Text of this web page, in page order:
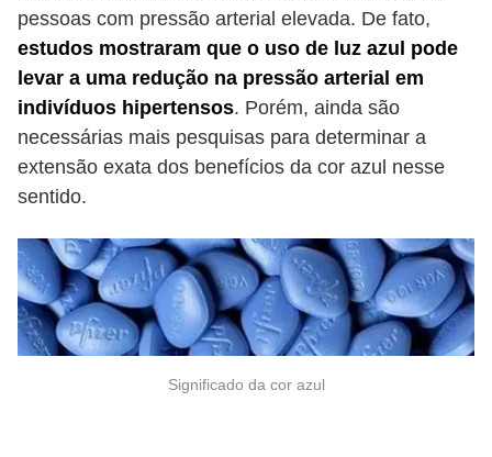
pessoas com pressão arterial elevada. De fato,
estudos mostraram que o uso de luz azul pode
levar a uma redução na pressão arterial em
indivíduos hipertensos. Porém, ainda são
necessárias mais pesquisas para determinar a
extensão exata dos benefícios da cor azul nesse
sentido.
Significado da cor azul